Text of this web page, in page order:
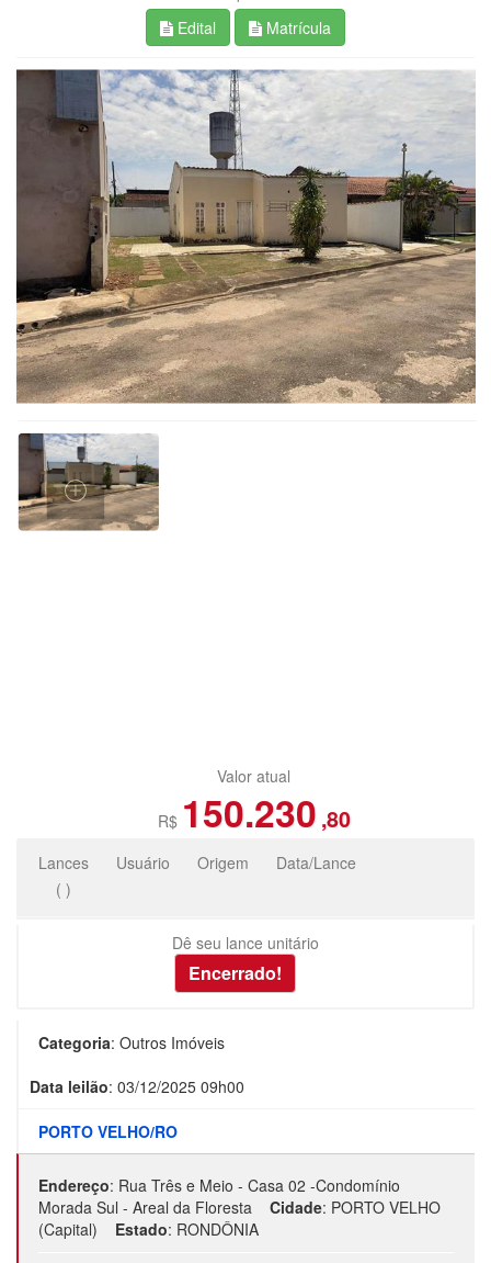
Edital
Matrícula
Valor atual
R$ 150.230 ,80
Lances
( )
Usuário Origem Data/Lance
Dê seu lance unitário
Categoria: Outros Imóveis
Data leilão: 03/12/2025 09h00
PORTO VELHO/RO
Endereço: Rua Três e Meio - Casa 02 -Condomínio
Morada Sul - Areal da Floresta
Cidade: PORTO VELHO
(Capital)
Estado: RONDÔNIA